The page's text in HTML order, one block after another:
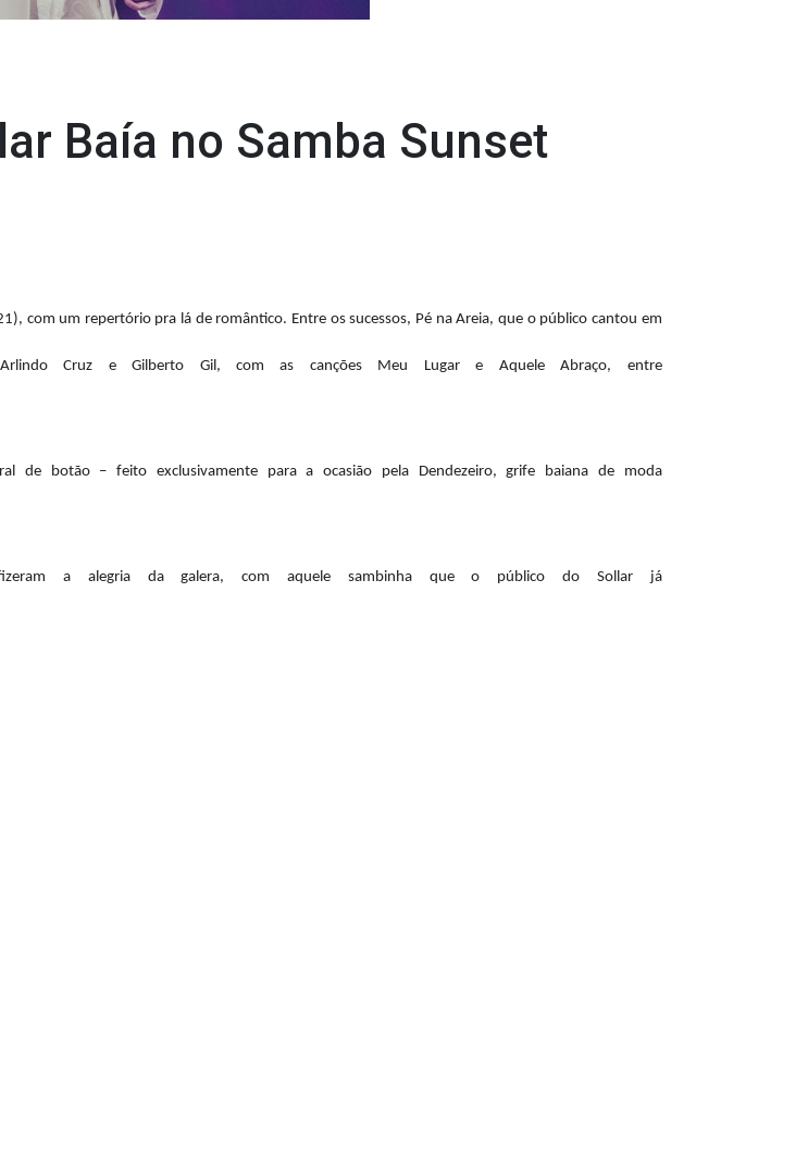
Baía no Samba Sunset
com um repertório pra lá de romântico. Entre os sucessos, Pé na Areia, que o público cantou em
Cruz e Gilberto Gil, com as canções Meu Lugar e Aquele Abraço, entre
botão – feito exclusivamente para a ocasião pela Dendezeiro, grife baiana de moda
a alegria da galera, com aquele sambinha que o público do Sollar já